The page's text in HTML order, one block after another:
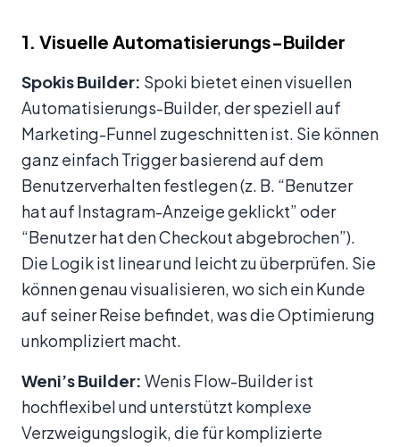
1. Visuelle Automatisierungs-Builder
Spokis Builder: Spoki bietet einen visuellen
Automatisierungs-Builder, der speziell auf
Marketing-Funnel zugeschnitten ist. Sie können
ganz einfach Trigger basierend auf dem
Benutzerverhalten festlegen (z. B. “Benutzer
hat auf Instagram-Anzeige geklickt” oder
“Benutzer hat den Checkout abgebrochen”).
Die Logik ist linear und leicht zu überprüfen. Sie
können genau visualisieren, wo sich ein Kunde
auf seiner Reise befindet, was die Optimierung
unkompliziert macht.
Weni’s Builder: Wenis Flow-Builder ist
hochflexibel und unterstützt komplexe
Verzweigungslogik, die für komplizierte